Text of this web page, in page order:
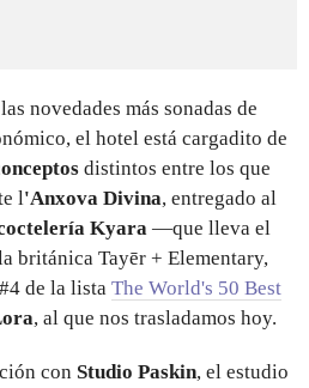
novedades más sonadas de
el hotel está cargadito de
distintos entre los que
l'Anxova Divina, entregado al
Kyara —que lleva el
británica Tayēr + Elementary,
de la lista The World's 50 Best
, al que nos trasladamos hoy.
con Studio Paskin, el estudio